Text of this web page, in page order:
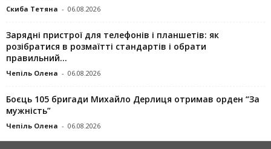
Скиба Тетяна - 06.08.2026
Зарядні пристрої для телефонів і планшетів: як
розібратися в розмаїтті стандартів і обрати
правильний...
Чепіль Олена - 06.08.2026
Боєць 105 бригади Михайло Дерлиця отримав орден “За
мужність”
Чепіль Олена - 06.08.2026